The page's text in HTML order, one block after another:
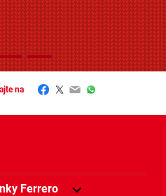
na Facebook
Twitter
EmailWhatsApp
Ferrero